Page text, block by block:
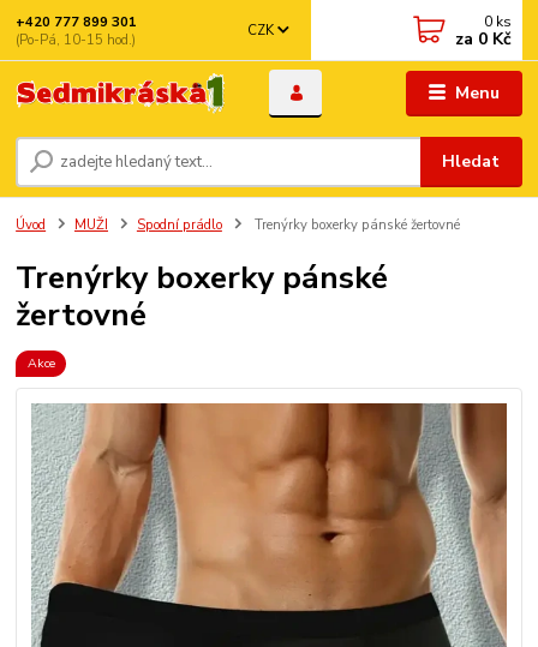
Menu
CZK
Hledat
+420 777 899 301
(Po-Pá, 10-15 hod.)
0 ks
za 0 Kč
Úvod MUŽI Spodní prádlo Trenýrky boxerky pánské žertovné
Trenýrky boxerky pánské
žertovné
Akce